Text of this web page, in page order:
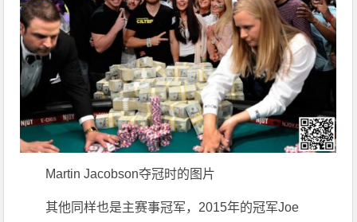
Martin Jacobson夺冠时的图片
其他同样也是主赛事冠军，2015年的冠军Joe